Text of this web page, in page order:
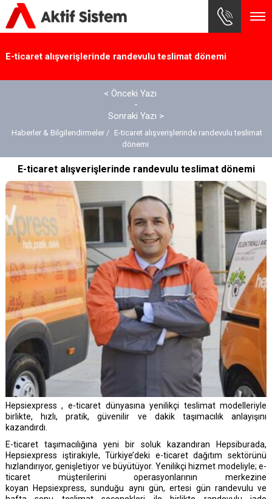
×
E-ticaret alışverişlerinde randevulu teslimat dönemi
< Önceki Yazı
-
Sonraki Yazı >
Haberler & Bilgilendirmeler /
E-ticaret alışverişlerinde randevulu teslimat
dönemi
E-ticaret alışverişlerinde randevulu teslimat dönemi
Hepsiexpress , e-ticaret dünyasına yenilikçi teslimat modelleriyle
birlikte, hızlı, pratik, güvenilir ve dakik taşımacılık anlayışını
kazandırdı.
E-ticaret taşımacılığına yeni bir soluk kazandıran Hepsiburada,
Hepsiexpress iştirakiyle, Türkiye’deki e-ticaret dağıtım sektörünü
hızlandırıyor, genişletiyor ve büyütüyor. Yenilikçi hizmet modeliyle; e-
ticaret müşterilerini operasyonlarının merkezine
koyan Hepsiexpress, sunduğu aynı gün, ertesi gün randevulu ve